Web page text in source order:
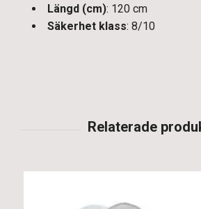
Längd (cm): 120 cm
Säkerhet klass: 8/10